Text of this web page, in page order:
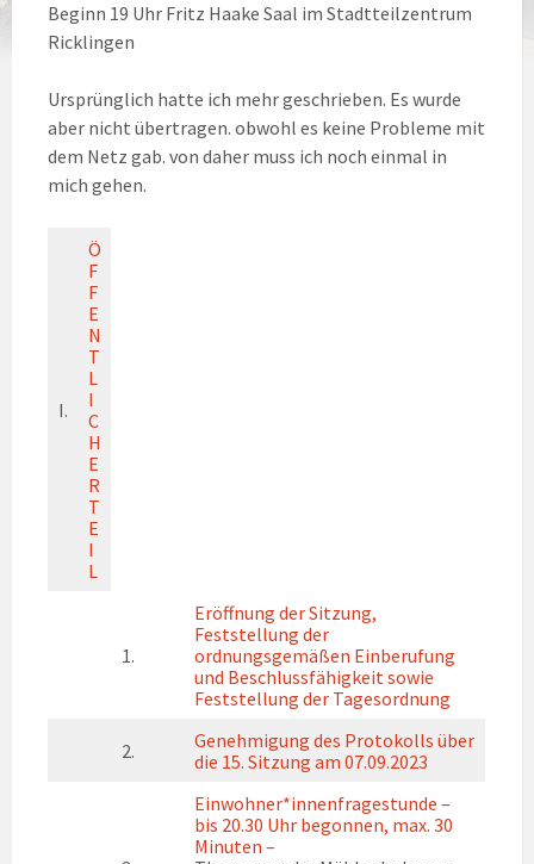
Beginn 19 Uhr Fritz Haake Saal im Stadtteilzentrum
Ricklingen
Ursprünglich hatte ich mehr geschrieben. Es wurde
aber nicht übertragen. obwohl es keine Probleme mit
dem Netz gab. von daher muss ich noch einmal in
mich gehen.
I.
Ö
F
F
E
N
T
L
I
C
H
E
R
T
E
I
L
1.
Eröffnung der Sitzung,
Feststellung der
ordnungsgemäßen Einberufung
und Beschlussfähigkeit sowie
Feststellung der Tagesordnung
2.
Genehmigung des Protokolls über
die 15. Sitzung am 07.09.2023
Einwohner*innenfragestunde –
bis 20.30 Uhr begonnen, max. 30
Minuten –